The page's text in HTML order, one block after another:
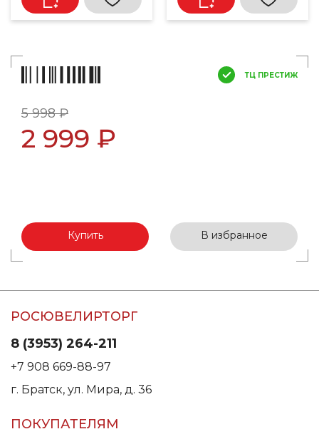
ТЦ ПРЕСТИЖ
5 998 ₽
2 999 ₽
Купить В избранное
РОСЮВЕЛИРТОРГ
8 (3953) 264-211
+7 908 669-88-97
г. Братск, ул. Мира, д. 36
ПОКУПАТЕЛЯМ